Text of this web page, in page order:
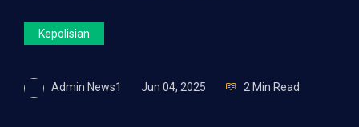
Kepolisian
Admin News1 Jun 04, 2025 2 Min Read